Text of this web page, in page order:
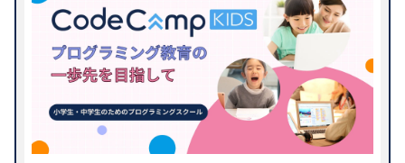
C# HTML/CSS
JavaScript KOOV®
MESH
micro:bit Microsoft MakeCode
AI ITリテラシー
STEM・STEAM教育 Webアプリケーション
アプリ開発 ゲーム制作
タイピング デザイン
パソコン・ICT教育
ビジュアルプログラミン
グ
エリア
検索する